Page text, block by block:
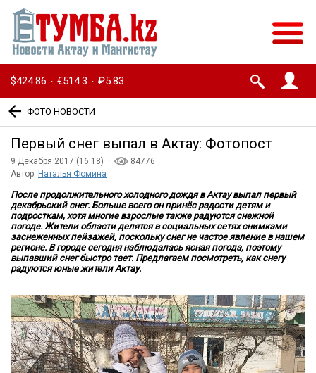
$424.86 · €514.3 · ₽5.83
ФОТО НОВОСТИ
Первый снег выпал в Актау: Фотопост
9 Декабря 2017 (16:18) ·
84776
Автор: Наталья Фомина
После продолжительного холодного дождя в Актау выпал первый
декабрьский снег. Больше всего он принёс радости детям и
подросткам, хотя многие взрослые также радуются снежной
погоде. Жители области делятся в социальных сетях снимками
заснеженных пейзажей, поскольку снег не частое явление в нашем
регионе. В городе сегодня наблюдалась ясная погода, поэтому
выпавший снег быстро тает. Предлагаем посмотреть, как снегу
радуются юные жители Актау.